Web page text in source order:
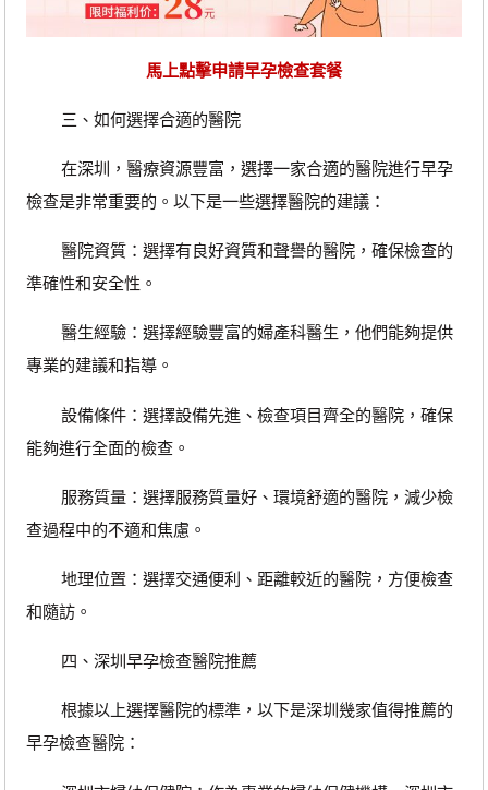
馬上點擊申請早孕檢查套餐
三、如何選擇合適的醫院
在深圳，醫療資源豐富，選擇一家合適的醫院進行早孕
檢查是非常重要的。以下是一些選擇醫院的建議：
醫院資質：選擇有良好資質和聲譽的醫院，確保檢查的
準確性和安全性。
醫生經驗：選擇經驗豐富的婦產科醫生，他們能夠提供
專業的建議和指導。
設備條件：選擇設備先進、檢查項目齊全的醫院，確保
能夠進行全面的檢查。
服務質量：選擇服務質量好、環境舒適的醫院，減少檢
查過程中的不適和焦慮。
地理位置：選擇交通便利、距離較近的醫院，方便檢查
和隨訪。
四、深圳早孕檢查醫院推薦
根據以上選擇醫院的標準，以下是深圳幾家值得推薦的
早孕檢查醫院：